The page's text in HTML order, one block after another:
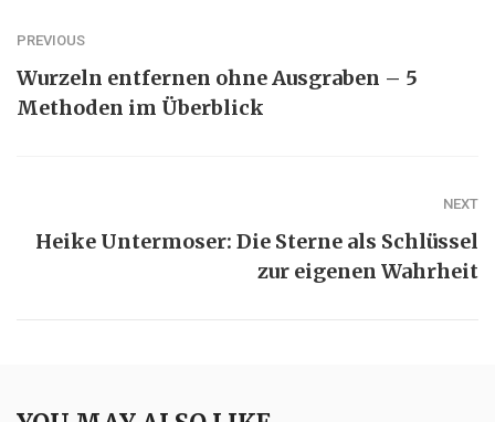
PREVIOUS
Wurzeln entfernen ohne Ausgraben – 5
Methoden im Überblick
NEXT
Heike Untermoser: Die Sterne als Schlüssel
zur eigenen Wahrheit